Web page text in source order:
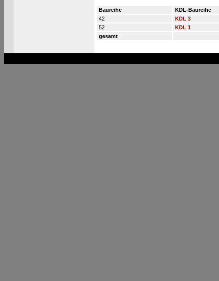
Baureihe
KDL-Baureihe
42
KDL 3
52
KDL 1
gesamt